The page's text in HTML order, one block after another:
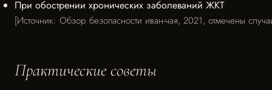
При обострении хронических заболеваний ЖКТ
[Источник: Обзор безопасности иван-чая, 2021, отмечены
Практические советы